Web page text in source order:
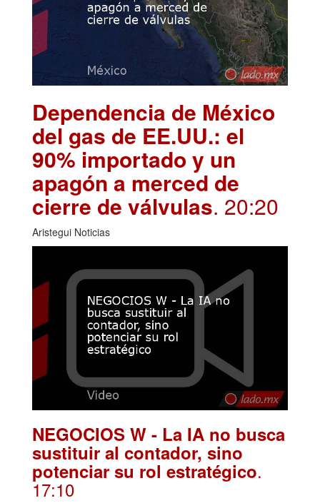
Dependencia de México
del gas de EE.UU.: el
90% importado y un
apagón a merced de
cierre de válvulas. 20:20
Aristegui Noticias
NEGOCIOS W - La IA no busca
sustituir al contador, sino
potenciar su rol estratégico.
17:10